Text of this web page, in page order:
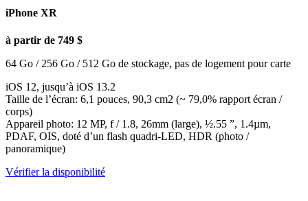
iPhone XR
à partir de 749 $
64 Go / 256 Go / 512 Go de stockage, pas de logement pour carte
iOS 12, jusqu’à iOS 13.2
Taille de l’écran: 6,1 pouces, 90,3 cm2 (~ 79,0% rapport écran /
corps)
Appareil photo: 12 MP, f / 1.8, 26mm (large), ½.55 ”, 1.4µm,
PDAF, OIS, doté d’un flash quadri-LED, HDR (photo /
panoramique)
Vérifier la disponibilité